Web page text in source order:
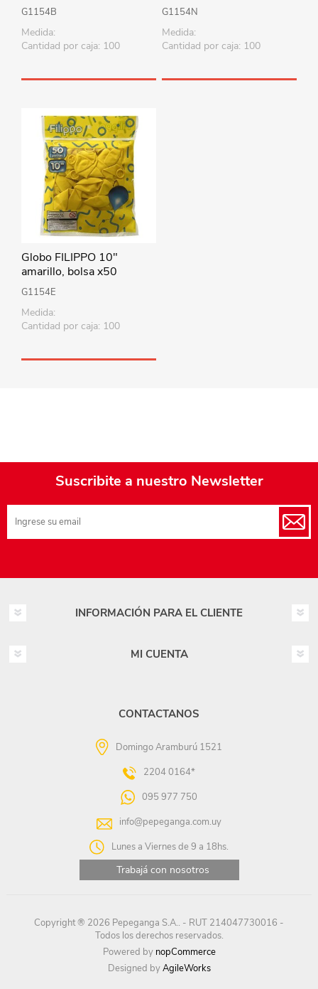
G1154B
Medida:
Cantidad por caja: 100
G1154N
Medida:
Cantidad por caja: 100
Globo FILIPPO 10"
amarillo, bolsa x50
G1154E
Medida:
Cantidad por caja: 100
Suscribite a nuestro Newsletter
INFORMACIÓN PARA EL CLIENTE
MI CUENTA
CONTACTANOS
Domingo Aramburú 1521
2204 0164*
095 977 750
info@pepeganga.com.uy
Lunes a Viernes de 9 a 18hs.
Trabajá con nosotros
Copyright ® 2026 Pepeganga S.A.. - RUT 214047730016 -
Todos los derechos reservados.
Powered by nopCommerce
Designed byAgileWorks